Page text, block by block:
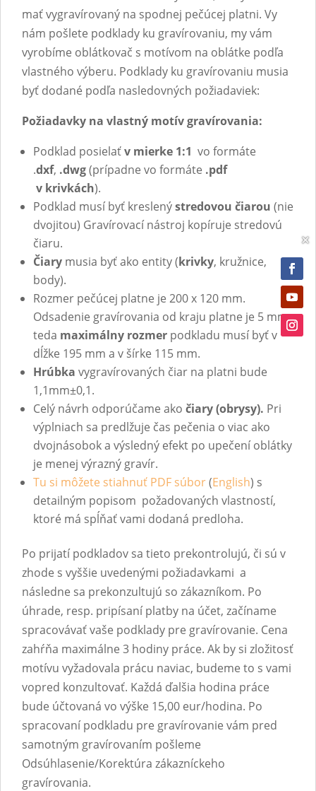
mať vygravírovaný na spodnej pečúcej platni. Vy
nám pošlete podklady ku gravírovaniu, my vám
vyrobíme oblátkovač s motívom na oblátke podľa
vlastného výberu. Podklady ku gravírovaniu musia
byť dodané podľa nasledovných požiadaviek:
Požiadavky na vlastný motív gravírovania:
Podklad posielaťv mierke 1:1 vo formáte
.dxf, .dwg(prípadne vo formáte .pdf
v krivkách).
Podklad musí byť kreslenýstredovou čiarou (nie
dvojitou) Gravírovací nástroj kopíruje stredovú
čiaru.
Čiary musia byť ako entity (krivky, kružnice,
body).
Rozmer pečúcej platne je 200 x 120 mm.
Odsadenie gravírovania od kraju platne je 5 mm,
teda maximálny rozmer podkladu musí byť v
dĺžke 195 mm a v šírke 115 mm.
Hrúbka vygravírovaných čiar na platni bude
1,1mm±0,1.
Celý návrh odporúčame ako čiary (obrysy). Pri
výplniach sa predlžuje čas pečenia o viac ako
dvojnásobok a výsledný efekt po upečení oblátky
je menej výrazný gravír.
Tu si môžete stiahnuť PDF súbor(English) s
detailným popisom požadovaných vlastností,
ktoré má spĺňať vami dodaná predloha.
Po prijatí podkladov sa tieto prekontrolujú, či sú v
zhode s vyššie uvedenými požiadavkami a
následne sa prekonzultujú so zákazníkom. Po
úhrade, resp. pripísaní platby na účet, začíname
spracovávať vaše podklady pre gravírovanie. Cena
zahŕňa maximálne 3 hodiny práce. Ak by si zložitosť
motívu vyžadovala prácu naviac, budeme to s vami
vopred konzultovať. Každá ďalšia hodina práce
bude účtovaná vo výške 15,00 eur/hodina. Po
spracovaní podkladu pre gravírovanie vám pred
samotným gravírovaním pošleme
Odsúhlasenie/Korektúra zákazníckeho
gravírovania.
×